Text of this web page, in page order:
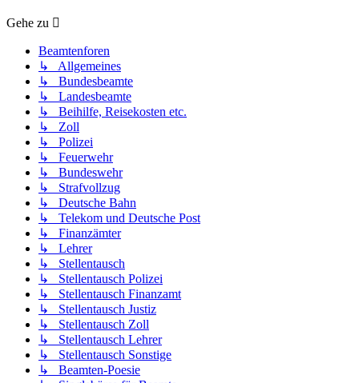
Gehe zu
Beamtenforen
↳ Allgemeines
↳ Bundesbeamte
↳ Landesbeamte
↳ Beihilfe, Reisekosten etc.
↳ Zoll
↳ Polizei
↳ Feuerwehr
↳ Bundeswehr
↳ Strafvollzug
↳ Deutsche Bahn
↳ Telekom und Deutsche Post
↳ Finanzämter
↳ Lehrer
↳ Stellentausch
↳ Stellentausch Polizei
↳ Stellentausch Finanzamt
↳ Stellentausch Justiz
↳ Stellentausch Zoll
↳ Stellentausch Lehrer
↳ Stellentausch Sonstige
↳ Beamten-Poesie